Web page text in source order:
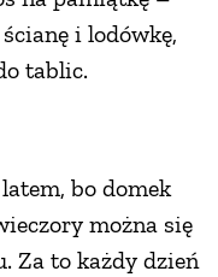
i lodówkę,
tablic.
bo domek
można się
Za to każdy dzień